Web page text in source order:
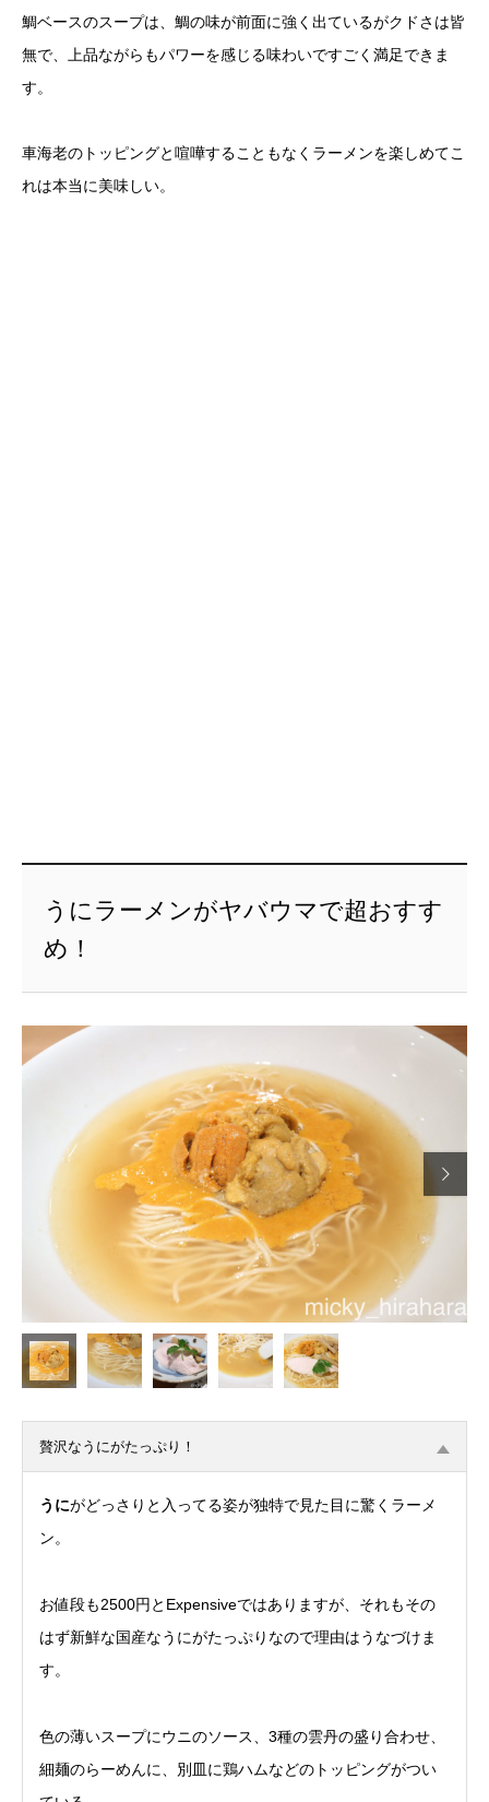
鯛ベースのスープは、鯛の味が前面に強く出ているがクドさは皆
無で、上品ながらもパワーを感じる味わいですごく満足できま
す。
車海老のトッピングと喧嘩することもなくラーメンを楽しめてこ
れは本当に美味しい。
うにラーメンがヤバウマで超おすす
め！

贅沢なうにがたっぷり！
うにがどっさりと入ってる姿が独特で見た目に驚くラーメ
ン。
お値段も2500円とExpensiveではありますが、それもその
はず新鮮な国産なうにがたっぷりなので理由はうなづけま
す。
色の薄いスープにウニのソース、3種の雲丹の盛り合わせ、
細麺のらーめんに、別皿に鶏ハムなどのトッピングがつい